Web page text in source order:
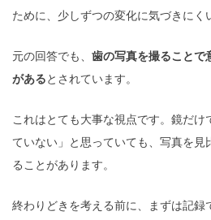
ために、少しずつの変化に気づきにく
元の回答でも、 歯の写真を撮ることで
があるとされています。
これはとても大事な視点です。鏡だけ
ていない」と思っていても、写真を見
ることがあります。
終わりどきを考える前に、まずは記録